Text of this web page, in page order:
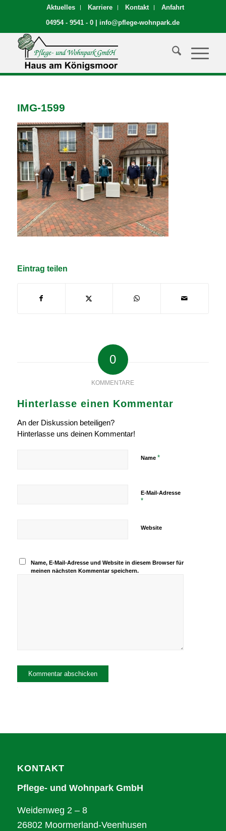
Aktuelles Karriere Kontakt
Anfahrt
04954 - 9541 - 0
info@pflege-wohnpark.de
IMG-1599
Eintrag teilen
0
KOMMENTARE
Hinterlasse einen Kommentar
An der Diskussion beteiligen?
Hinterlasse uns deinen Kommentar!
Name *
E-Mail-Adresse
*
Website
Name, E-Mail-Adresse und Website in diesem Browser für
meinen nächsten Kommentar speichern.
KONTAKT
Pflege- und Wohnpark GmbH
Weidenweg 2 – 8
26802 Moormerland-Veenhusen